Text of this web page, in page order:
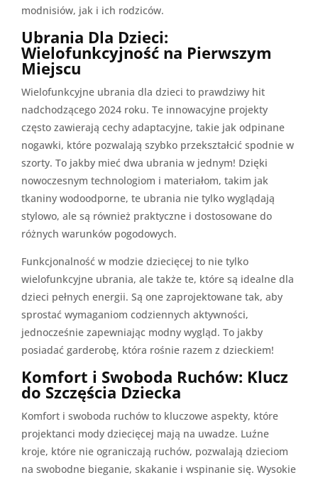
modnisiów, jak i ich rodziców.
Ubrania Dla Dzieci:
Wielofunkcyjność na Pierwszym
Miejscu
Wielofunkcyjne ubrania dla dzieci to prawdziwy hit
nadchodzącego 2024 roku. Te innowacyjne projekty
często zawierają cechy adaptacyjne, takie jak odpinane
nogawki, które pozwalają szybko przekształcić spodnie w
szorty. To jakby mieć dwa ubrania w jednym! Dzięki
nowoczesnym technologiom i materiałom, takim jak
tkaniny wodoodporne, te ubrania nie tylko wyglądają
stylowo, ale są również praktyczne i dostosowane do
różnych warunków pogodowych.
Funkcjonalność w modzie dziecięcej to nie tylko
wielofunkcyjne ubrania, ale także te, które są idealne dla
dzieci pełnych energii. Są one zaprojektowane tak, aby
sprostać wymaganiom codziennych aktywności,
jednocześnie zapewniając modny wygląd. To jakby
posiadać garderobę, która rośnie razem z dzieckiem!
Komfort i Swoboda Ruchów: Klucz
do Szczęścia Dziecka
Komfort i swoboda ruchów to kluczowe aspekty, które
projektanci mody dziecięcej mają na uwadze. Luźne
kroje, które nie ograniczają ruchów, pozwalają dzieciom
na swobodne bieganie, skakanie i wspinanie się. Wysokie